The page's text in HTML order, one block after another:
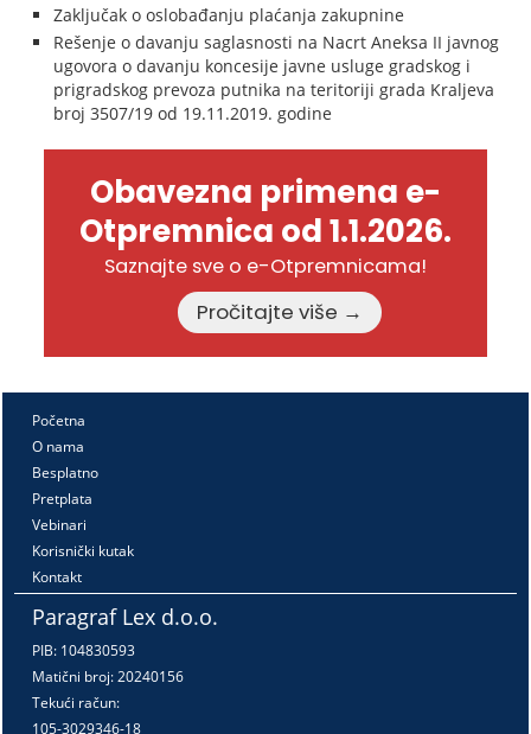
Zaključak o oslobađanju plaćanja zakupnine
Rešenje o davanju saglasnosti na Nacrt Aneksa II javnog
ugovora o davanju koncesije javne usluge gradskog i
prigradskog prevoza putnika na teritoriji grada Kraljeva
broj 3507/19 od 19.11.2019. godine
Obavezna primena e-
Otpremnica od 1.1.2026.
Saznajte sve o e-Otpremnicama!
Pročitajte više →
Početna
O nama
Besplatno
Pretplata
Vebinari
Korisnički kutak
Kontakt
Paragraf Lex d.o.o.
PIB: 104830593
Matični broj: 20240156
Tekući račun:
105-3029346-18